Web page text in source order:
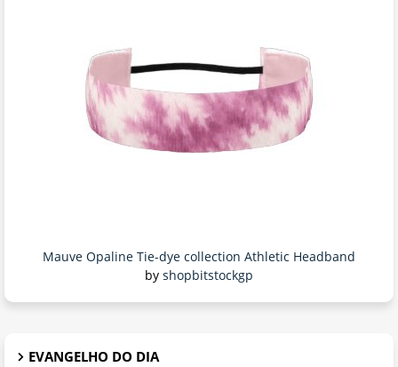
Mauve Opaline Tie-dye collection Athletic Headband
by shopbitstockgp
EVANGELHO DO DIA